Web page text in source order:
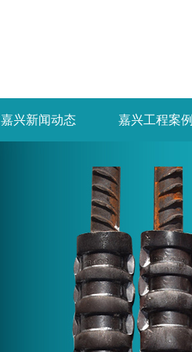
嘉兴新闻动态 嘉兴工程案例